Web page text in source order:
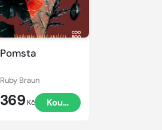
Pomsta
Ruby Braun
369 Kč Koupit